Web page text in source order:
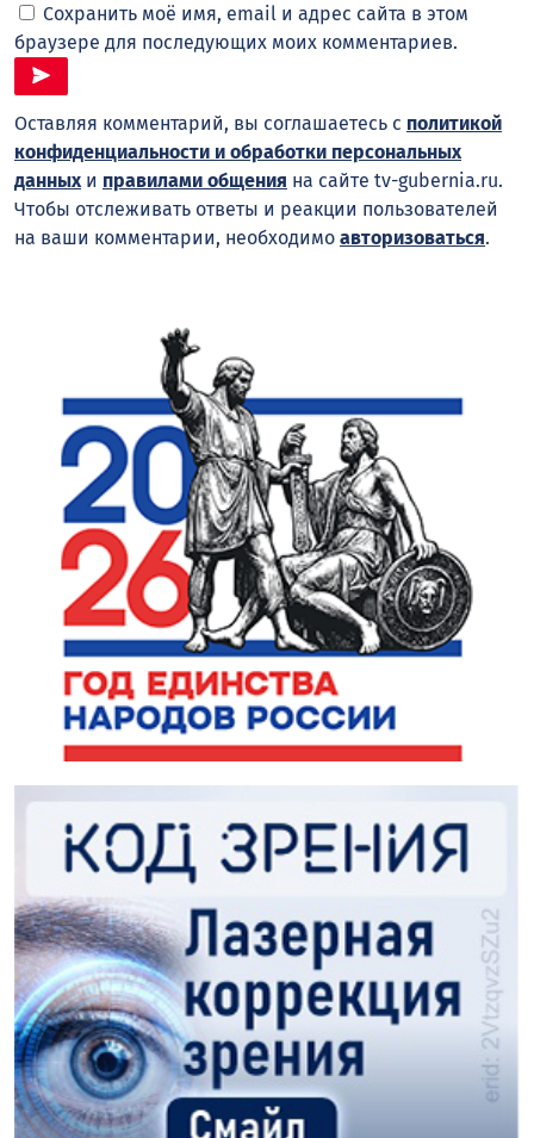
Сохранить моё имя, email и адрес сайта в этом
браузере для последующих моих комментариев.
Оставляя комментарий, вы соглашаетесь с политикой
конфиденциальности и обработки персональных
данныхи правилами общения на сайте tv-gubernia.ru.
Чтобы отслеживать ответы и реакции пользователей
на ваши комментарии, необходимо авторизоваться.